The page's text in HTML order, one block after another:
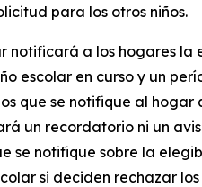
para los otros niños.
notificará a los hogares
escolar en curso y un
que se notifique al
un recordatorio ni un
se notifique sobre la
si deciden rechazar